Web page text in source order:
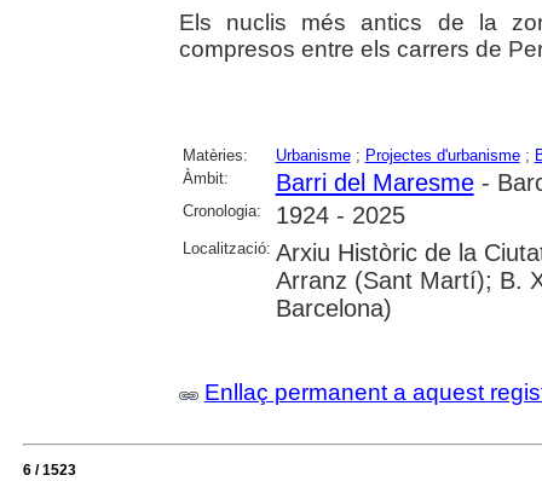
Els nuclis més antics de la
compresos entre els carrers de
Matèries: Urbanisme; Projectes d'urbanisme;
Àmbit:
Barri del Maresme-
Cronologia: 1924 - 2025
Localització: Arxiu Històric de la
Arranz (Sant Martí); B.
Barcelona)
Enllaç permanent a aquest
6 / 1523